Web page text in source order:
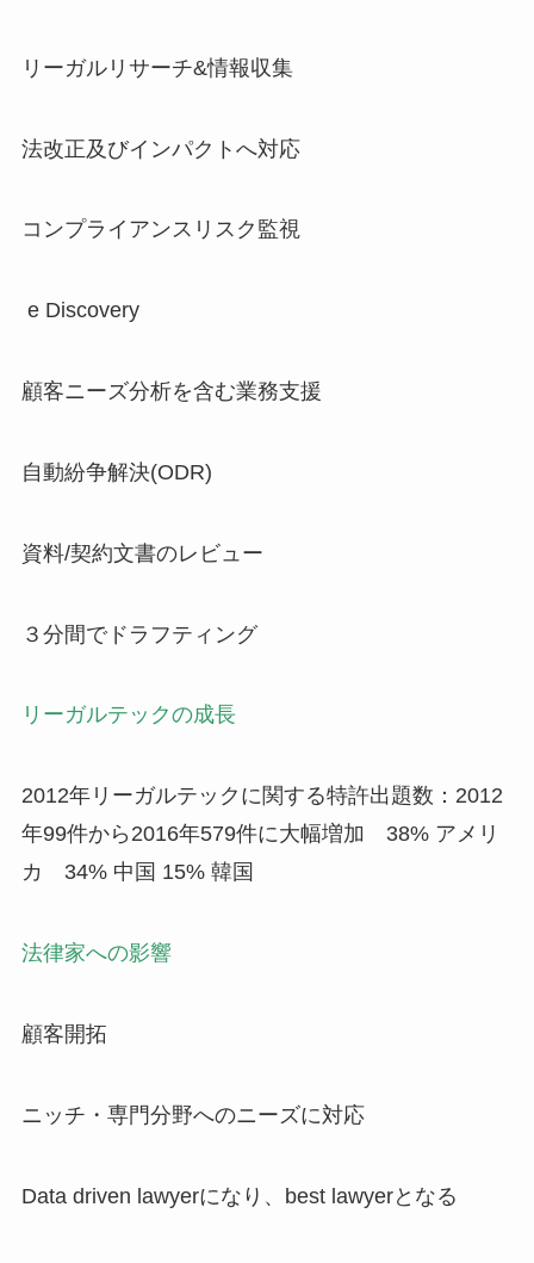
リーガルリサーチ&情報収集
法改正及びインパクトへ対応
コンプライアンスリスク監視
e Discovery
顧客ニーズ分析を含む業務支援
自動紛争解決(ODR)
資料/契約文書のレビュー
３分間でドラフティング
リーガルテックの成長
2012年リーガルテックに関する特許出題数：2012
年99件から2016年579件に大幅増加 38% アメリ
カ 34% 中国 15% 韓国
法律家への影響
顧客開拓
ニッチ・専門分野へのニーズに対応
Data driven lawyerになり、best lawyerとなる